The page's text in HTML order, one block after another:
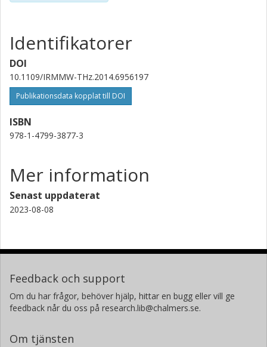
Identifikatorer
DOI
10.1109/IRMMW-THz.2014.6956197
Publikationsdata kopplat till DOI
ISBN
978-1-4799-3877-3
Mer information
Senast uppdaterat
2023-08-08
Feedback och support
Om du har frågor, behöver hjälp, hittar en bugg eller vill ge
feedback når du oss på research.lib@chalmers.se.
Om tjänsten